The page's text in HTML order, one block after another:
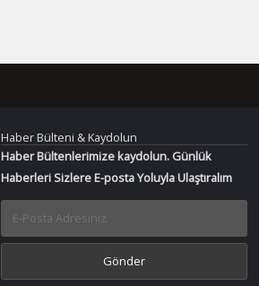
Haber Bülteni & Kaydolun
Haber Bültenlerimize kaydolun. Günlük
Haberleri Sizlere E-posta Yoluyla Ulaştıralım